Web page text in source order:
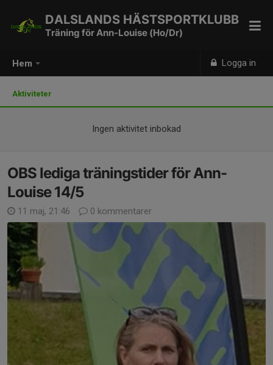
Hem Logga in
DALSLANDS HÄSTSPORTKLUBB
Träning för Ann-Louise (Ho/Dr)
Aktiviteter
Ingen aktivitet inbokad
OBS lediga träningstider för Ann-
Louise 14/5
11 maj, 21:46 0 kommentarer